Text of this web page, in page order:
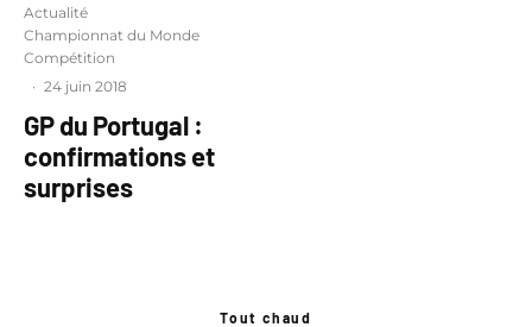
Actualité
Championnat du Monde
Compétition
· 24 juin 2018
GP du Portugal :
confirmations et
surprises
Tout chaud